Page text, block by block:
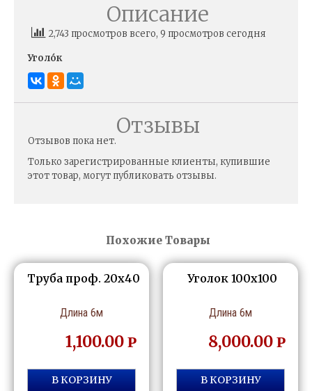
Похожие Товары
Труба проф. 20х40
Длина 6м
1,100.00 Р
В КОРЗИНУ
Уголок 100х100
Длина 6м
8,000.00 Р
В КОРЗИНУ
Описание
2,743 просмотров всего, 9 просмотров сегодня
Уголо́к
Отзывы
Отзывов пока нет.
Только зарегистрированные клиенты, купившие
этот товар, могут публиковать отзывы.